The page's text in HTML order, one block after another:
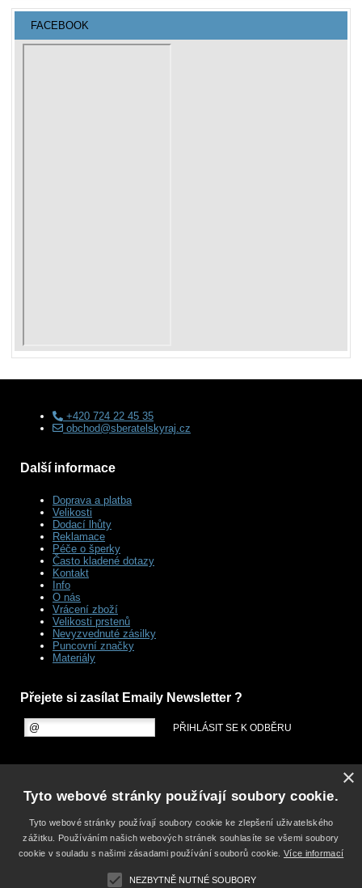
FACEBOOK
+420 724 22 45 35
obchod@sberatelskyraj.cz
Další informace
Doprava a platba
Velikosti
Dodací lhůty
Reklamace
Péče o šperky
Často kladené dotazy
Kontakt
Info
O nás
Vrácení zboží
Velikosti prstenů
Nevyzvednuté zásilky
Puncovní značky
Materiály
Přejete si zasílat Emaily Newsletter ?
×
Tyto webové stránky používají soubory cookie.
Tyto webové stránky používají soubory cookie ke zlepšení uživatelského
zážitku. Používáním našich webových stránek souhlasíte se všemi soubory
cookie v souladu s našimi zásadami používání souborů cookie.Více informací
NEZBYTNĚ NUTNÉ SOUBORY